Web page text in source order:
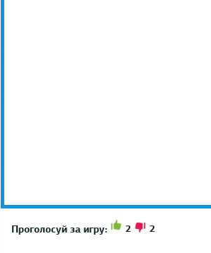
Проголосуй за игру: 2 2